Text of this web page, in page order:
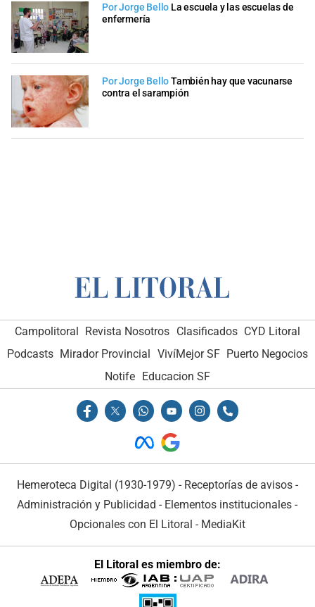
Por Jorge Bello La escuela y las escuelas de
enfermería
Por Jorge BelloTambién hay que vacunarse
contra el sarampión
Campolitoral Revista Nosotros Clasificados CYD Litoral
Podcasts Mirador Provincial VivíMejor SF Puerto Negocios
Notife
Educacion SF
Hemeroteca Digital (1930-1979) - Receptorías de avisos -
Administración y Publicidad - Elementos institucionales -
Opcionales con El Litoral - MediaKit
El Litoral es miembro de: